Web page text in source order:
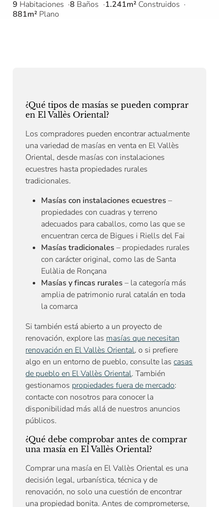
9 Habitaciones 8 Baños 1.241m² Construidos
881m² Plano
¿Qué tipos de masías se pueden comprar
en El Vallès Oriental?
Los compradores pueden encontrar actualmente
una variedad de masías en venta en El Vallès
Oriental, desde masías con instalaciones
ecuestres hasta propiedades rurales
tradicionales.
Masías con instalaciones ecuestres –
propiedades con cuadras y terreno
adecuados para caballos, como las que se
encuentran cerca de Bigues i Riells del Fai
Masías tradicionales – propiedades rurales
con carácter original, como las de Santa
Eulàlia de Ronçana
Masías y fincas rurales – la categoría más
amplia de patrimonio rural catalán en toda
la comarca
Si también está abierto a un proyecto de
renovación, explore las masías que necesitan
renovación en El Vallès Oriental, o si prefiere
algo en un entorno de pueblo, consulte lascasas
de pueblo en El Vallès Oriental. También
gestionamos propiedades fuera de mercado:
contacte con nosotros para conocer la
disponibilidad más allá de nuestros anuncios
públicos.
¿Qué debe comprobar antes de comprar
una masía en El Vallès Oriental?
Comprar una masía en El Vallès Oriental es una
decisión legal, urbanística, técnica y de
renovación, no solo una cuestión de encontrar
una propiedad bonita. Antes de comprometerse,